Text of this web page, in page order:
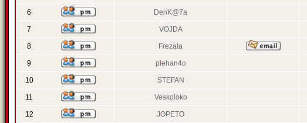
6 DenK@7a
7 VOJDA
8 Frezata
9 plehan4o
10 STEFAN
11 Veskoloko
12 JOPETO